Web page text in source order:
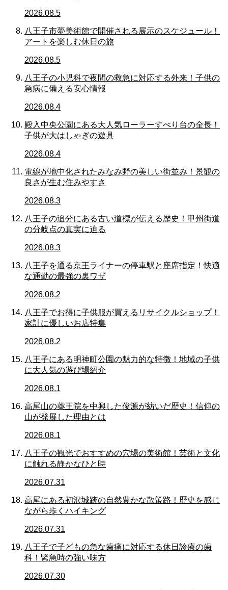
2026.08.5
八王子市夢美術館で開催される展示のスケジュール！
アートを楽しむ休日の旅
2026.08.5
八王子の小児科で夜間の救急に対応する外来！子供の
急病に備える安心情報
2026.08.4
殿入中央公園にある大人気ローラーすべり台の全長！
子供が大はしゃぎの遊具
2026.08.4
電線が地中化されたみなみ野の美しい街並み！景観の
良さが生む住みやすさ
2026.08.3
八王子の追分にある古い道標が伝える歴史！甲州街道
の分岐点の真実に迫る
2026.08.3
八王子を通る京王ライナーの停車駅と座席指定！快適
な通勤の最強の裏ワザ
2026.08.2
八王子でお得に子供服が買えるリサイクルショップ！
家計に優しいお店特集
2026.08.2
八王子にある明神町公園の魅力的な特徴！地域の子供
に大人気の遊び場紹介
2026.08.1
高尾山の薬王院を中興した俊源が紡いだ歴史！信仰の
山が発展した理由とは
2026.08.1
八王子の観光でおすすめの穴場の美術館！芸術と文化
に触れる静かなひと時
2026.07.31
高尾にある初沢城跡の自然豊かな散策路！歴史を感じ
ながら歩くハイキング
2026.07.31
八王子で子どもの急な歯痛に対応する休日診療の歯
科！緊急時の強い味方
2026.07.30